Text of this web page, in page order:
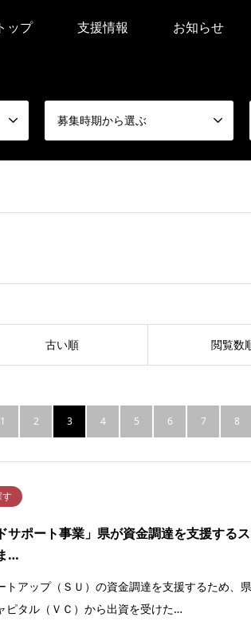
ップ 支援情報 お知らせ
募集時期から選ぶ
古い順 閲覧数
1 2 3 4 5 6 7 8
す
サポート事業」県が資金調達を支援する
…
トアップ（ＳＵ）の資金調達を支援するため、
ピタル（ＶＣ）から出資を受けた…